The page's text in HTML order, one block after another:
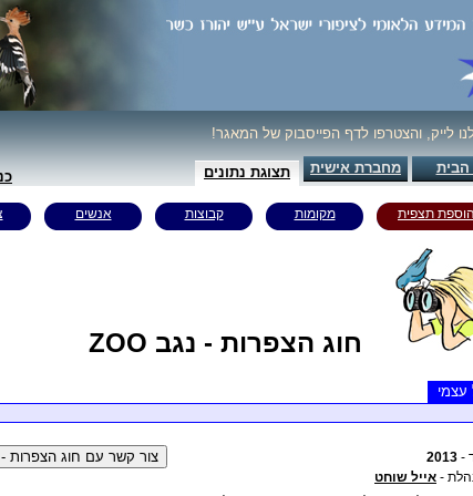
לייק, והצטרפו לדף הפייסבוק של המאגר!
מחברת אישית תצוגת נתונים
הוספת תצפית מקומות קבוצות אנשים
חוג הצפרות - נגב ZOO
עצמי
-
2013
- אייל שוחט